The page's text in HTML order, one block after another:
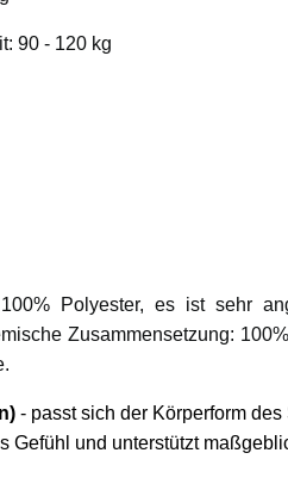
90 - 120 kg
Polyester, es ist sehr
Zusammensetzung:
- passt sich der Körperform
Gefühl und unterstützt